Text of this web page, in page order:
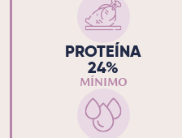
PROTEÍNA
24%
MÍNIMO